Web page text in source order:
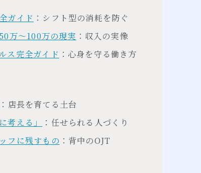
ガイド ：シフト型の消耗を防ぐ
万〜100万の現実 ：収入の実像
ス完全ガイド ：心身を守る働き方
：店長を育てる土台
考える」
：任せられる人づくり
フに残すもの ：背中のOJT